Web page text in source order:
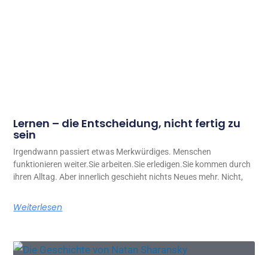
Lernen – die Entscheidung, nicht fertig zu
sein
Irgendwann passiert etwas Merkwürdiges. Menschen
funktionieren weiter.Sie arbeiten.Sie erledigen.Sie kommen durch
ihren Alltag. Aber innerlich geschieht nichts Neues mehr. Nicht,
Weiterlesen